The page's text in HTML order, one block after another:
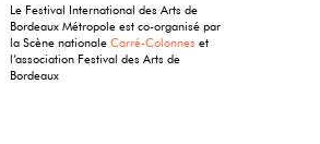
Le Festival International des Arts de
Bordeaux Métropole est co-organisé par
la Scène nationaleCarré-Colonnes et
l’association Festival des Arts de
Bordeaux